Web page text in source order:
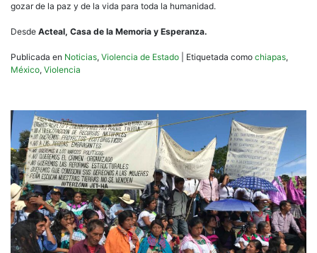
gozar de la paz y de la vida para toda la humanidad.
Desde Acteal, Casa de la Memoria y Esperanza.
Publicada en Noticias, Violencia de Estado Etiquetada como chiapas,
México, Violencia